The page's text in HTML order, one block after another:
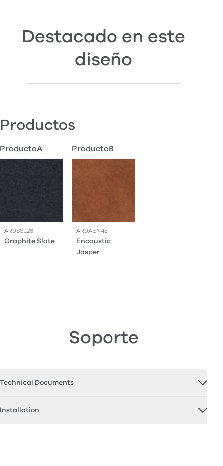
Destacado en este
diseño
Productos
ProductoA
AR0SSL23
Graphite Slate
ProductoB
AR0AEN45
Encaustic
Jasper
Soporte
Technical Documents
Installation